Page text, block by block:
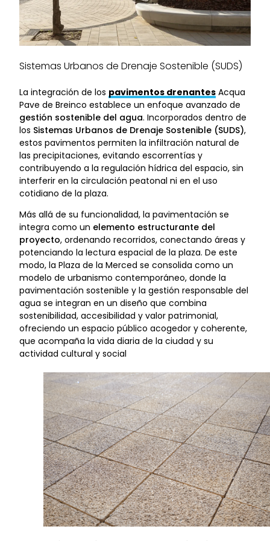
Sistemas Urbanos de Drenaje Sostenible (SUDS)
La integración de los pavimentos drenantes Acqua
Pave de Breinco establece un enfoque avanzado de
gestión sostenible del agua. Incorporados dentro de
los Sistemas Urbanos de Drenaje Sostenible (SUDS),
estos pavimentos permiten la infiltración natural de
las precipitaciones, evitando escorrentías y
contribuyendo a la regulación hídrica del espacio, sin
interferir en la circulación peatonal ni en el uso
cotidiano de la plaza.
Más allá de su funcionalidad, la pavimentación se
integra como un elemento estructurante del
proyecto, ordenando recorridos, conectando áreas y
potenciando la lectura espacial de la plaza. De este
modo, la Plaza de la Merced se consolida como un
modelo de urbanismo contemporáneo, donde la
pavimentación sostenible y la gestión responsable del
agua se integran en un diseño que combina
sostenibilidad, accesibilidad y valor patrimonial,
ofreciendo un espacio público acogedor y coherente,
que acompaña la vida diaria de la ciudad y su
actividad cultural y social